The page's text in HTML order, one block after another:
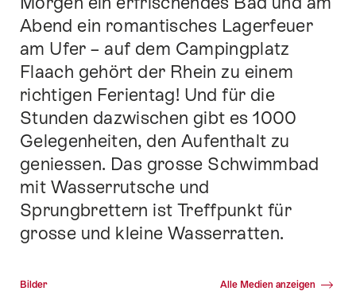
Abend ein romantisches Lagerfeuer
am Ufer – auf dem Campingplatz
Flaach gehört der Rhein zu einem
richtigen Ferientag! Und für die
Stunden dazwischen gibt es 1000
Gelegenheiten, den Aufenthalt zu
geniessen. Das grosse Schwimmbad
mit Wasserrutsche und
Sprungbrettern ist Treffpunkt für
grosse und kleine Wasserratten.
Bilder Alle Medien anzeigen